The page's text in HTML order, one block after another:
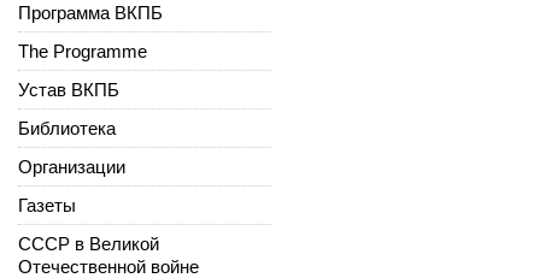
Программа ВКПБ
The Programme
Устав ВКПБ
Библиотека
Организации
Газеты
СССР в Великой
Отечественной войне